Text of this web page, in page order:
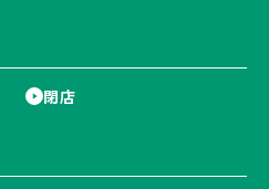
閉店